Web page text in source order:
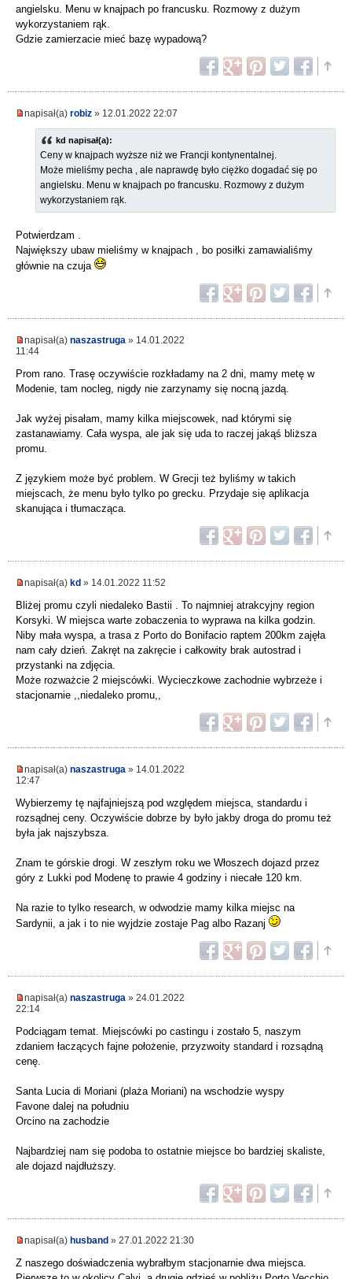
angielsku. Menu w knajpach po francusku. Rozmowy z dużym
wykorzystaniem rąk.
Gdzie zamierzacie mieć bazę wypadową?
napisał(a) robiz » 12.01.2022 22:07
kd napisał(a):
Ceny w knajpach wyższe niż we Francji kontynentalnej.
Może mieliśmy pecha , ale naprawdę było ciężko dogadać się po
angielsku. Menu w knajpach po francusku. Rozmowy z dużym
wykorzystaniem rąk.
Potwierdzam .
Największy ubaw mieliśmy w knajpach , bo posiłki zamawialiśmy
głównie na czuja
napisał(a) naszastruga » 14.01.2022
11:44
Prom rano. Trasę oczywiście rozkładamy na 2 dni, mamy metę w
Modenie, tam nocleg, nigdy nie zarzynamy się nocną jazdą.
Jak wyżej pisałam, mamy kilka miejscowek, nad którymi się
zastanawiamy. Cała wyspa, ale jak się uda to raczej jakąś bliższa
promu.
Z językiem może być problem. W Grecji też byliśmy w takich
miejscach, że menu było tylko po grecku. Przydaje się aplikacja
skanująca i tłumacząca.
napisał(a) kd » 14.01.2022 11:52
Bliżej promu czyli niedaleko Bastii . To najmniej atrakcyjny region
Korsyki. W miejsca warte zobaczenia to wyprawa na kilka godzin.
Niby mała wyspa, a trasa z Porto do Bonifacio raptem 200km zajęła
nam cały dzień. Zakręt na zakręcie i całkowity brak autostrad i
przystanki na zdjęcia.
Może rozważcie 2 miejscówki. Wycieczkowe zachodnie wybrzeże i
stacjonarnie ,,niedaleko promu,,
napisał(a) naszastruga » 14.01.2022
12:47
Wybierzemy tę najfajniejszą pod względem miejsca, standardu i
rozsądnej ceny. Oczywiście dobrze by było jakby droga do promu też
była jak najszybsza.
Znam te górskie drogi. W zeszłym roku we Włoszech dojazd przez
góry z Lukki pod Modenę to prawie 4 godziny i niecałe 120 km.
Na razie to tylko research, w odwodzie mamy kilka miejsc na
Sardynii, a jak i to nie wyjdzie zostaje Pag albo Razanj
napisał(a) naszastruga » 24.01.2022
22:14
Podciągam temat. Miejscówki po castingu i zostało 5, naszym
zdaniem łaczących fajne położenie, przyzwoity standard i rozsądną
cenę.
Santa Lucia di Moriani (plaża Moriani) na wschodzie wyspy
Favone dalej na południu
Orcino na zachodzie
Najbardziej nam się podoba to ostatnie miejsce bo bardziej skaliste,
ale dojazd najdłuższy.
napisał(a) husband » 27.01.2022 21:30
Z naszego doświadczenia wybrałbym stacjonarnie dwa miejsca.